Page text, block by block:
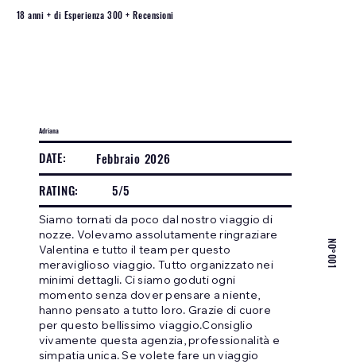
18 anni + di Esperienza 300 + Recensioni
NO°001
Adriana
DATE:
Febbraio 2026
RATING:
5/5
Siamo tornati da poco dal nostro viaggio di
nozze. Volevamo assolutamente ringraziare
Valentina e tutto il team per questo
meraviglioso viaggio. Tutto organizzato nei
minimi dettagli. Ci siamo goduti ogni
momento senza dover pensare a niente,
hanno pensato a tutto loro. Grazie di cuore
per questo bellissimo viaggio.Consiglio
vivamente questa agenzia, professionalità e
simpatia unica. Se volete fare un viaggio